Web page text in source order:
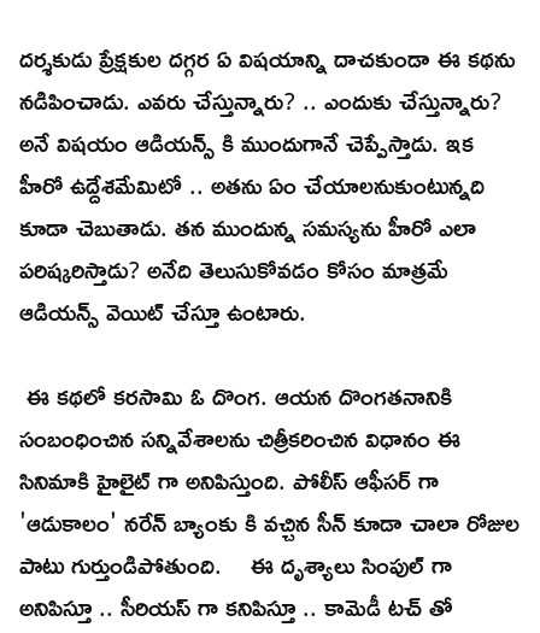
దర్శకుడు ప్రేక్షకుల దగ్గర ఏ విషయాన్ని దాచకుండా ఈ కథను
నడిపించాడు. ఎవరు చేస్తున్నారు? .. ఎందుకు చేస్తున్నారు?
అనే విషయం ఆడియన్స్ కి ముందుగానే చెప్పేస్తాడు. ఇక
హీరో ఉద్దేశమేమిటో .. అతను ఏం చేయాలనుకుంటున్నది
కూడా చెబుతాడు. తన ముందున్న సమస్యను హీరో ఎలా
పరిష్కరిస్తాడు? అనేది తెలుసుకోవడం కోసం మాత్రమే
ఆడియన్స్ వెయిట్ చేస్తూ ఉంటారు.
ఈ కథలో కరసామి ఓ దొంగ. ఆయన దొంగతనానికి
సంబంధించిన సన్నివేశాలను చిత్రీకరించిన విధానం ఈ
సినిమాకి హైలైట్ గా అనిపిస్తుంది. పోలీస్ ఆఫీసర్ గా
'ఆడుకాలం' నరేన్ బ్యాంకు కి వచ్చిన సీన్ కూడా చాలా రోజుల
పాటు గుర్తుండిపోతుంది. ఈ దృశ్యాలు సింపుల్ గా
అనిపిస్తూ .. సీరియస్ గా కనిపిస్తూ .. కామెడీ టచ్ తో